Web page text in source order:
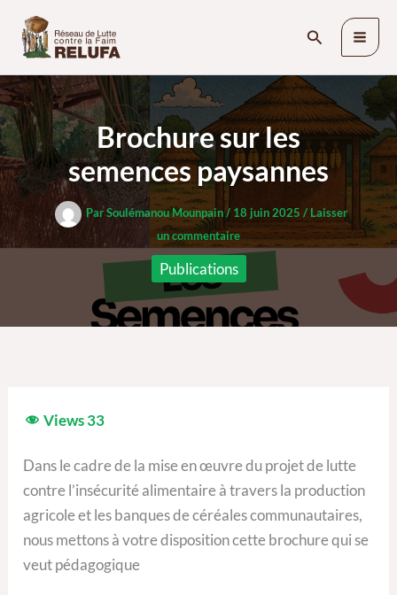
contenu
Rechercher
Brochure sur les
semences paysannes
ParSoulémanou Mounpain/ 18 juin 2025/ Laisser
un commentaire
Publications
Views33
Dans le cadre de la mise en œuvre du projet de lutte
contre l’insécurité alimentaire à travers la production
agricole et les banques de céréales communautaires,
nous mettons à votre disposition cette brochure qui se
veut pédagogique